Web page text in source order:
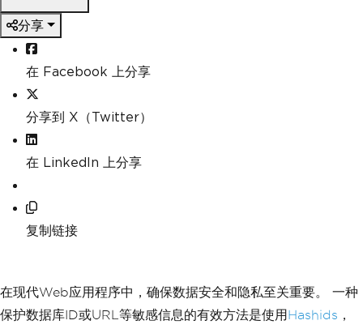
分享
在 Facebook 上分享
分享到 X（Twitter）
在 LinkedIn 上分享
复制链接
在现代Web应用程序中，确保数据安全和隐私至关重要。 一种
保护数据库ID或URL等敏感信息的有效方法是使用 Hashids ，